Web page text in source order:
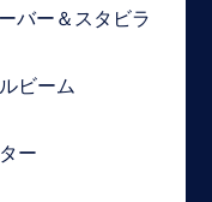
バー＆スタビラ
ビーム
ー